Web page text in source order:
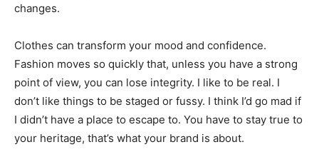
changes.
Clothes can transform your mood and confidence.
Fashion moves so quickly that, unless you have a strong
point of view, you can lose integrity. I like to be real. I
don’t like things to be staged or fussy. I think I’d go mad if
I didn’t have a place to escape to. You have to stay true to
your heritage, that’s what your brand is about.